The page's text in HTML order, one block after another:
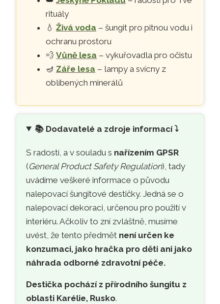
rituály
💧Živá voda – šungit pro pitnou vodu i
ochranu prostoru
💨Vůně lesa – vykuřovadla pro očistu
🪔 Záře lesa – lampy a svícny z
oblíbených minerálů
📚 Dodavatelé a zdroje informací ⤵️
S radostí, a v souladu s nařízením GPSR
(General Product Safety Regulation), tady
uvádíme veškeré informace o původu
nalepovací šungitové destičky. Jedná se o
nalepovací dekoraci, určenou pro použití v
interiéru. Ačkoliv to zní zvláštně, musíme
uvést, že tento předmět není určen ke
konzumaci, jako hračka pro děti ani jako
náhrada odborné zdravotní péče.
Destička pochází z přírodního šungitu z
oblasti Karélie, Rusko.